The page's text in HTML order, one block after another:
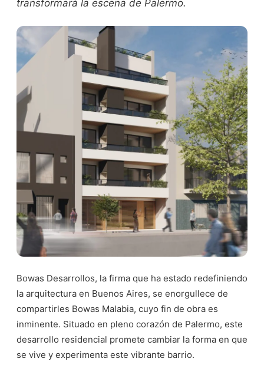
transformará la escena de Palermo.
Bowas Desarrollos, la firma que ha estado redefiniendo
la arquitectura en Buenos Aires, se enorgullece de
compartirles Bowas Malabia, cuyo fin de obra es
inminente. Situado en pleno corazón de Palermo, este
desarrollo residencial promete cambiar la forma en que
se vive y experimenta este vibrante barrio.